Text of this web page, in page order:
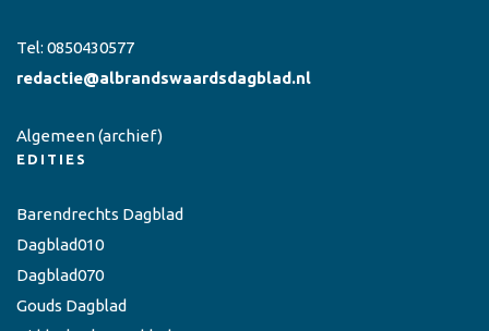
Tel: 0850430577
redactie@albrandswaardsdagblad.nl
Algemeen(archief)
EDITIES
Barendrechts Dagblad
Dagblad010
Dagblad070
Gouds Dagblad